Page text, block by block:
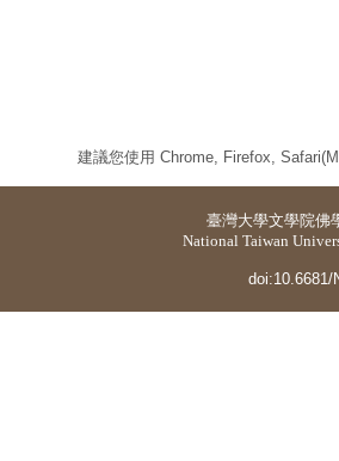
建議您使用 Chrome, Firefox,
臺灣大學文學院佛
National Taiwan
doi:10.6681/